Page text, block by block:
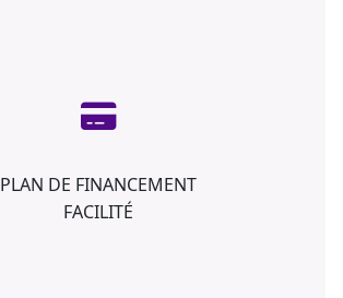
PLAN DE FINANCEMENT
FACILITÉ